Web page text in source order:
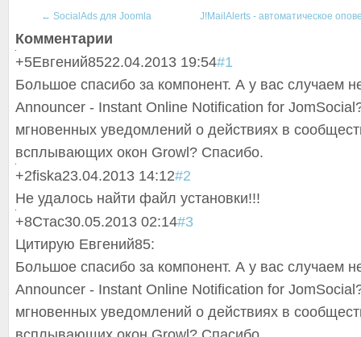
← SocialAds для Joomla J!MailAlerts - автоматическое
Комментарии
+5Евгений8522.04.2013 19:54#1
Большое спасибо за компонент. А у вас случаем
Announcer - Instant Online Notification for
мгновенных уведомлений о действиях в
всплывающих окон Growl? Спасибо.
+2fiska23.04.2013 14:12#2
Не удалось найти файл установки!!!
+8Стаc30.05.2013 02:14#3
Цитирую Евгений85:
Большое спасибо за компонент. А у вас случаем
Announcer - Instant Online Notification for
мгновенных уведомлений о действиях в